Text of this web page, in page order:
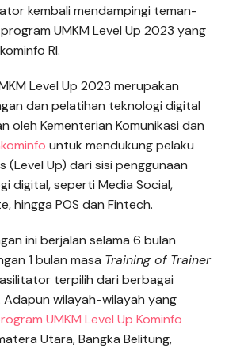
kembali mendampingi teman-
UMKM Level Up 2023 yang
RI.
Level Up 2023 merupakan
dan pelatihan teknologi digital
oleh Kementerian Komunikasi dan
untuk mendukung pelaku
(Level Up) dari sisi penggunaan
digital, seperti Media Social,
hingga POS dan Fintech.
ini berjalan selama 6 bulan
1 bulan masa Training of Trainer
terpilih dari berbagai
Adapun wilayah-wilayah yang
UMKM Level Up Kominfo
Utara, Bangka Belitung,